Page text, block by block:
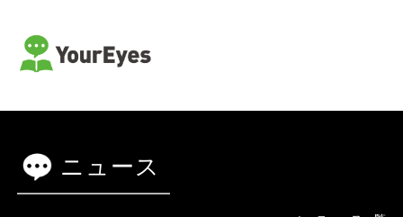
ニュース